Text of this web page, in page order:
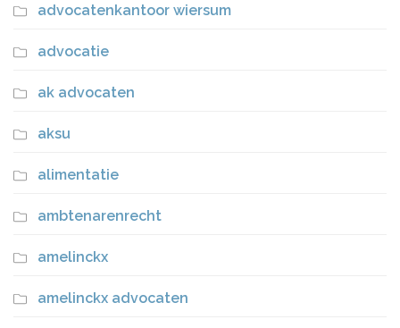
advocatenkantoor wiersum
advocatie
ak advocaten
aksu
alimentatie
ambtenarenrecht
amelinckx
amelinckx advocaten